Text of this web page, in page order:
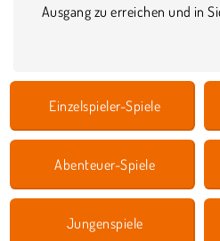
Ausgang zu erreichen und in
Einzelspieler-Spiele
Abenteuer-Spiele
Jungenspiele